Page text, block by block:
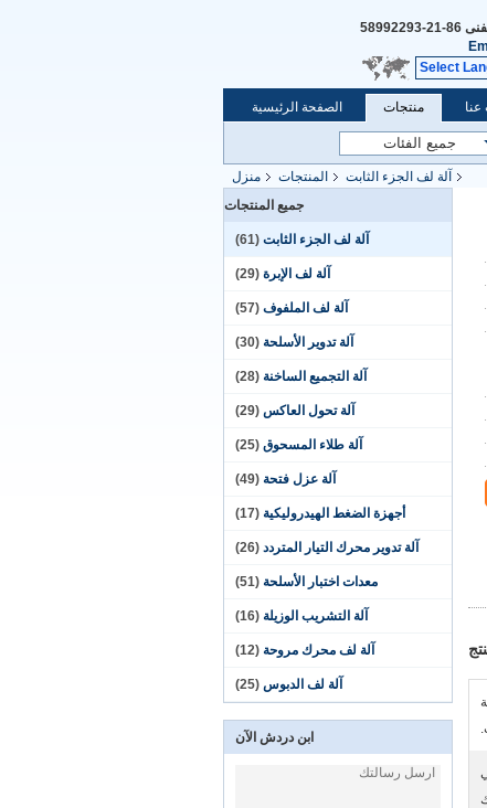
86-21-58992293
Select
الصفحة الرئيسية منتجات
منزل المنتجات آلة لف الجزء الثابت
جميع المنتجات
آلة لف الجزء الثابت (61)
آلة لف الإبرة (29)
آلة لف الملفوف (57)
آلة تدوير الأسلحة (30)
آلة التجميع الساخنة (28)
آلة تحول العاكس (29)
آلة طلاء المسحوق (25)
آلة عزل فتحة (49)
أجهزة الضغط الهيدروليكية (17)
آلة تدوير محرك التيار المتردد (26)
معدات اختبار الأسلحة (51)
آلة التشريب الوزيلة (16)
آلة لف محرك مروحة (12)
آلة لف الدبوس (25)
ابن دردش الآن
في